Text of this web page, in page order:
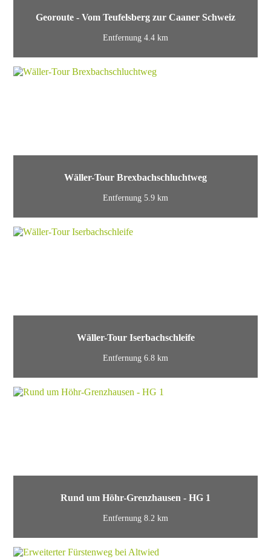
Georoute - Vom Teufelsberg zur Caaner Schweiz
Entfernung 4.4 km
Wäller-Tour Brexbachschluchtweg
Entfernung 5.9 km
Wäller-Tour Iserbachschleife
Entfernung 6.8 km
Rund um Höhr-Grenzhausen - HG 1
Entfernung 8.2 km